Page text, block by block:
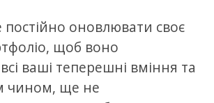
постійно оновлювати своє
щоб воно
ваші теперешні вміння та
чином, ще не